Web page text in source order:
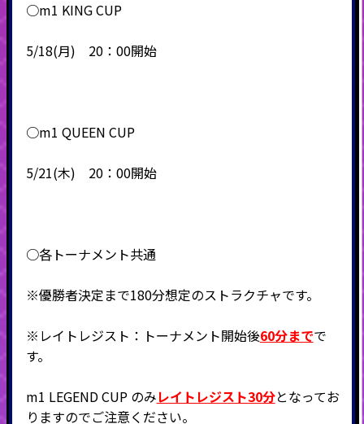
○m1 KING CUP
5/18(月) 20：00開始
○m1 QUEEN CUP
5/21(木) 20：00開始
○各トーナメント共通
※優勝者決定まで180分想定のストラクチャです。
※レイトレジスト：トーナメント開始後60分までで
す。
m1 LEGEND CUP のみレイトレジスト30分となってお
りますのでご注意ください。